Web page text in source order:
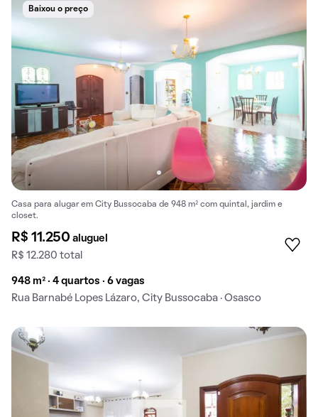
Baixou o preço
Casa para alugar em City Bussocaba de 948 m² com quintal, jardim e
closet.
R$ 11.250aluguel
R$ 12.280 total
948 m² · 4 quartos · 6 vagas
Rua Barnabé Lopes Lázaro, City Bussocaba · Osasco